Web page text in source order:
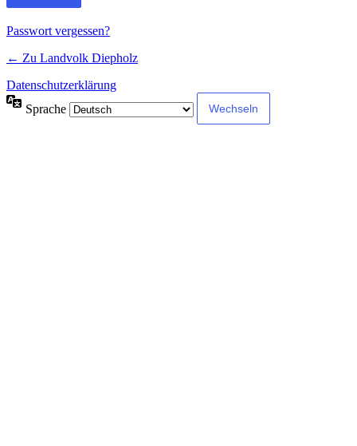
Passwort vergessen?
← Zu Landvolk Diepholz
Datenschutzerklärung
Sprache